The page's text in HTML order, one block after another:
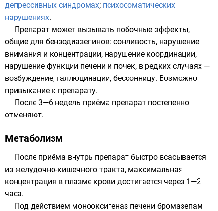
депрессивных синдромах; психосоматических
нарушениях.
Препарат может вызывать побочные эффекты,
общие для бензодиазепинов: сонливость, нарушение
внимания и концентрации, нарушение координации,
нарушение функции печени и почек, в редких случаях —
возбуждение, галлюцинации, бессонницу. Возможно
привыкание к препарату.
После 3—6 недель приёма препарат постепенно
отменяют.
Метаболизм
После приёма внутрь препарат быстро всасывается
из желудочно-кишечного тракта, максимальная
концентрация в плазме крови достигается через 1—2
часа.
Под действием монооксигеназ печени бромазепам